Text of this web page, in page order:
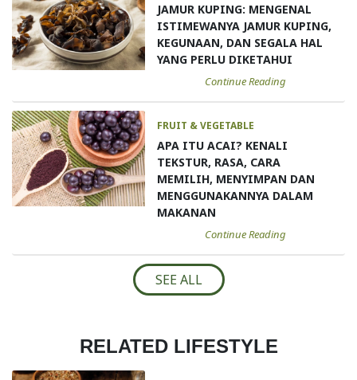
JAMUR KUPING: MENGENAL
ISTIMEWANYA JAMUR KUPING,
KEGUNAAN, DAN SEGALA HAL
YANG PERLU DIKETAHUI
Continue Reading
FRUIT & VEGETABLE
APA ITU ACAI? KENALI
TEKSTUR, RASA, CARA
MEMILIH, MENYIMPAN DAN
MENGGUNAKANNYA DALAM
MAKANAN
Continue Reading
SEE ALL
RELATED LIFESTYLE